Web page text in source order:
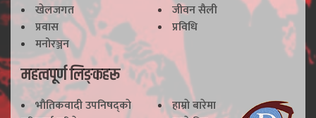
खेलजगत
जीवन सैली
प्रवास
प्रविधि
मनोरञ्जन
महत्वपूर्ण लिङ्कहरू
भाैतिकवादी उपनिषद्काे
हाम्राे बारेमा